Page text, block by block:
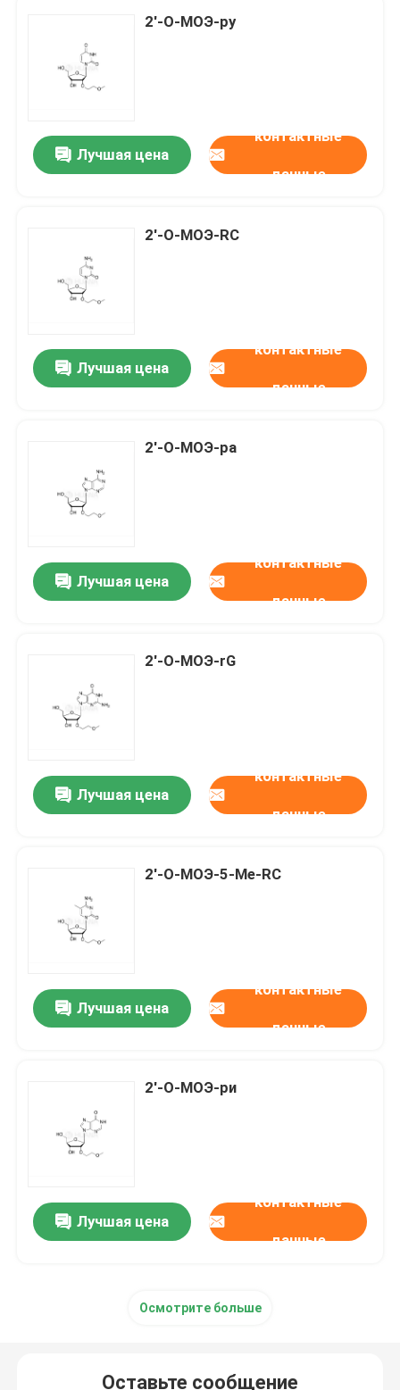
2'-О-МОЭ-ру
Лучшая цена
контактные
данные
2'-О-МОЭ-RC
Лучшая цена
контактные
данные
2'-О-МОЭ-ра
Лучшая цена
контактные
данные
2'-О-МОЭ-rG
Лучшая цена
контактные
данные
2'-О-МОЭ-5-Ме-RC
Лучшая цена
контактные
данные
2'-О-МОЭ-ри
Лучшая цена
контактные
данные
Осмотрите больше
Оставьте сообщение